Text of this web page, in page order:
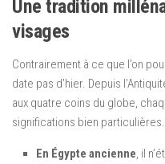
Une tradition
visages
Contrairement à ce que l’on
date pas d’hier. Depuis
aux quatre coins du globe,
significations bien particulières.
En Égypte ancienne, il